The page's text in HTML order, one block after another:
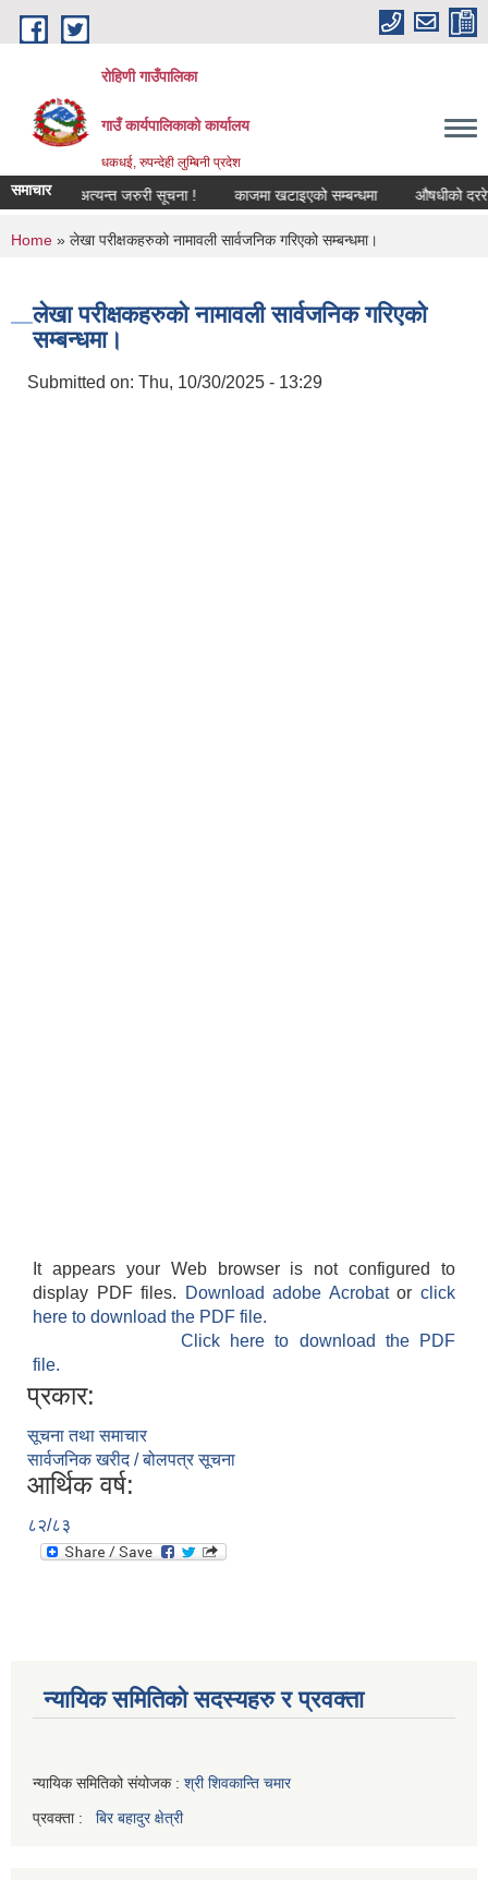
Skip to main content
रोहिणी गाउँपालिका
गाउँ कार्यपालिकाको कार्यालय
धकधई, रुपन्देही लुम्बिनी प्रदेश
समाचार
सम्बन्धी अत्यन्त जरुरी सूचना ! काजमा खटाइएको सम्बन्धमा औषधीको दररेट
You are here
Home » लेखा परीक्षकहरुको नामावली सार्वजनिक गरिएको सम्बन्धमा।
लेखा परीक्षकहरुको नामावली सार्वजनिक गरिएको
सम्बन्धमा।
Submitted on: Thu, 10/30/2025 - 13:29
It appears your Web browser is not configured to
display PDF files.
Download adobe Acrobatorclick
here to download the PDF file.
Click here to download the PDF
file.
प्रकार:
सूचना तथा समाचार
सार्वजनिक खरीद / बोलपत्र सूचना
आर्थिक वर्ष:
८२/८३
न्यायिक समितिको सदस्यहरु र प्रवक्ता
न्यायिक समितिको संयोजक : श्री शिवकान्ति चमार
प्रवक्ता : बिर बहादुर क्षेत्री